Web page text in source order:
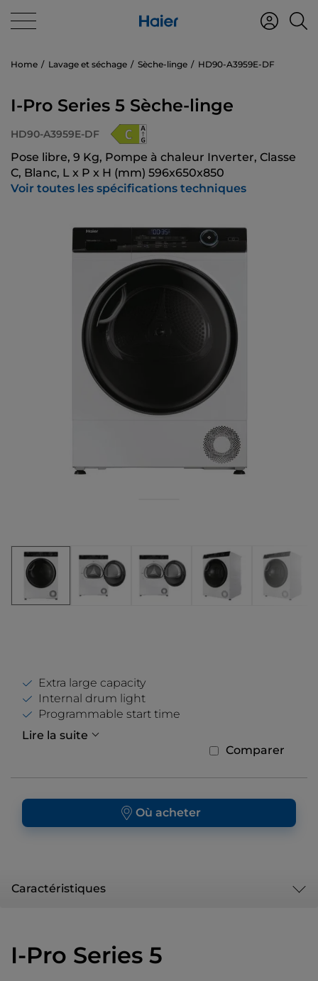
Home Lavage et séchage Sèche-linge HD90-A3959E-DF
I-Pro Series 5 Sèche-linge
HD90-A3959E-DF
Pose libre, 9 Kg, Pompe à chaleur Inverter, Classe
C, Blanc, L x P x H (mm) 596x650x850
Voir toutes les spécifications techniques
Extra large capacity
Internal drum light
Programmable start time
Lire la suite
Comparer
Où acheter
Caractéristiques
I-Pro Series 5